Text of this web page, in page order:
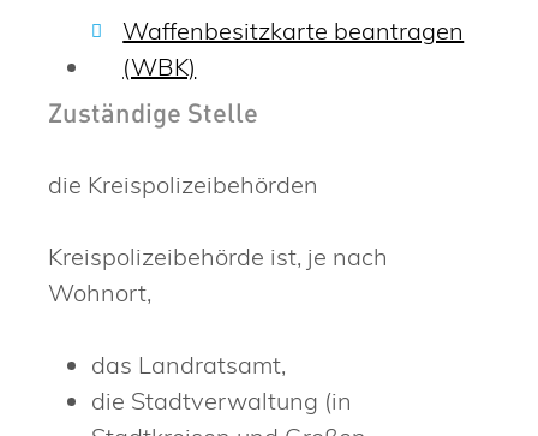
Waffenbesitzkarte beantragen
(WBK)
Zuständige Stelle
die Kreispolizeibehörden
Kreispolizeibehörde ist, je nach
Wohnort,
das Landratsamt,
die Stadtverwaltung (in